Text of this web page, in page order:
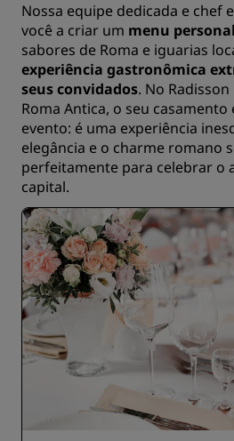
Nossa equipe dedicada e chef
você a criar um menu
sabores de Roma e iguarias
experiência gastronômica
seus convidados. No
Roma Antica, o seu
evento: é uma experiência
elegância e o charme romano
perfeitamente para celebrar o
capital.